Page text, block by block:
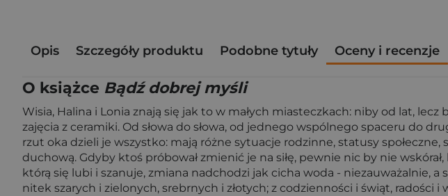
Opis Szczegóły produktu Podobne tytuły Oceny i recenzje
O książce Bądź dobrej myśli
Wisia, Halina i Lonia znają się jak to w małych miasteczkach: niby od lat,
zajęcia z ceramiki. Od słowa do słowa, od jednego wspólnego spaceru do
rzut oka dzieli je wszystko: mają różne sytuacje rodzinne, statusy
duchową. Gdyby ktoś próbował zmienić je na siłę, pewnie nic by nie
którą się lubi i szanuje, zmiana nadchodzi jak cicha woda - niezauważalnie,
nitek szarych i zielonych, srebrnych i złotych; z codzienności i świąt,